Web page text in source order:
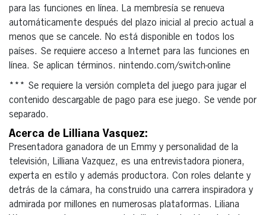
para las funciones en línea. La membresía se renueva
automáticamente después del plazo inicial al precio actual a
menos que se cancele. No está disponible en todos los
países. Se requiere acceso a Internet para las funciones en
línea. Se aplican términos. nintendo.com/switch-online
*** Se requiere la versión completa del juego para jugar el
contenido descargable de pago para ese juego. Se vende por
separado.
Acerca de Lilliana Vasquez:
Presentadora ganadora de un Emmy y personalidad de la
televisión, Lilliana Vazquez, es una entrevistadora pionera,
experta en estilo y además productora. Con roles delante y
detrás de la cámara, ha construido una carrera inspiradora y
admirada por millones en numerosas plataformas. Liliana